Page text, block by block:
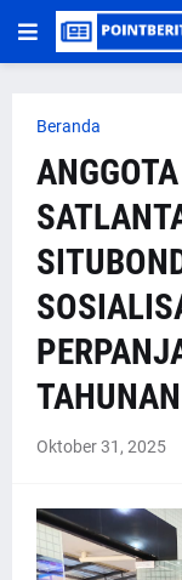
Beranda
Oktober 31, 2025